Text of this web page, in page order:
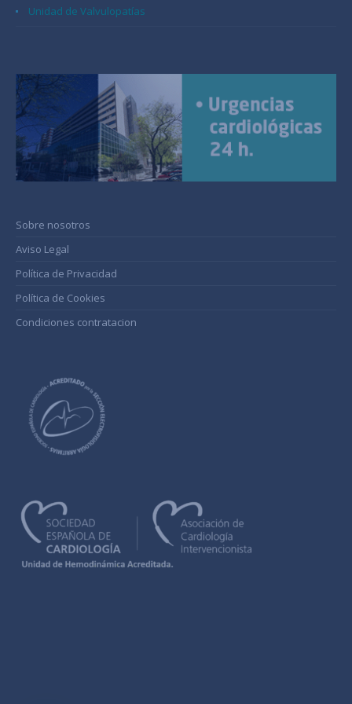
Unidad de Valvulopatías
Sobre nosotros
Aviso Legal
Política de Privacidad
Política de Cookies
Condiciones contratacion